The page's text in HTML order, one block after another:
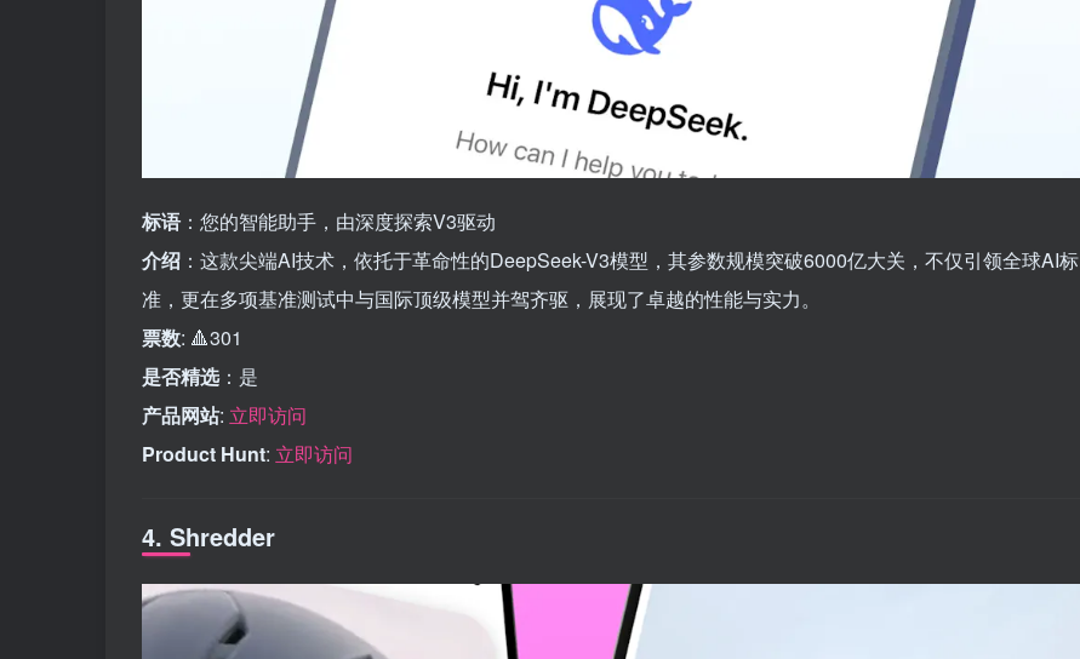
标语 ：您的智能助手，由深度探索V3驱动
介绍 ：这款尖端AI技术，依托于革命性的DeepSeek-V3模型，其参数规模突破6000亿大关，不仅引领全球AI标
准，更在多项基准测试中与国际顶级模型并驾齐驱，展现了卓越的性能与实力。
票数: 🔺301
是否精选：是
产品网站: 立即访问
Product Hunt: 立即访问
4. Shredder